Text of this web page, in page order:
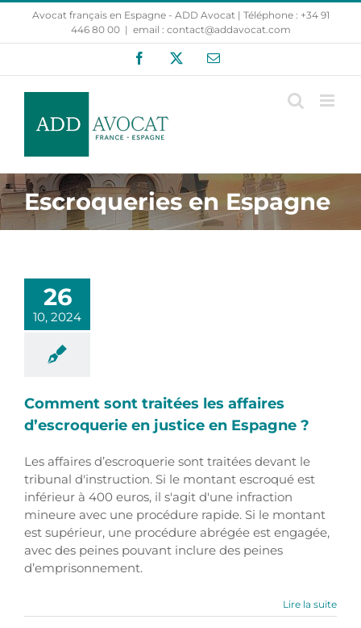
Passer
contenu
Avocat français en Espagne - ADD Avocat | Téléphone : +34 91
446 80 00 | email : contact@addavocat.com
Facebook Email
Escroqueries en Espagne
26
10, 2024
Comment sont traitées les affaires
d’escroquerie en justice en Espagne ?
Les affaires d’escroquerie sont traitées devant le
tribunal d'instruction. Si le montant escroqué est
inférieur à 400 euros, il s'agit d'une infraction
mineure avec une procédure rapide. Si le montant
est supérieur, une procédure abrégée est engagée,
avec des peines pouvant inclure des peines
d’emprisonnement.
Lire la suite